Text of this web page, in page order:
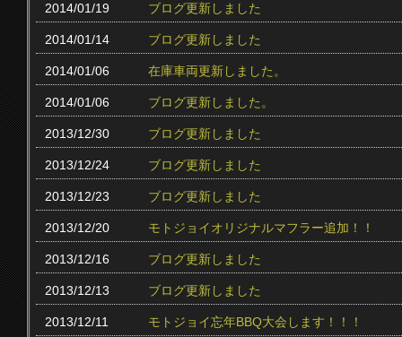
2014/01/19 ブログ更新しました
2014/01/14 ブログ更新しました
2014/01/06 在庫車両更新しました。
2014/01/06 ブログ更新しました。
2013/12/30 ブログ更新しました
2013/12/24 ブログ更新しました
2013/12/23 ブログ更新しました
2013/12/20 モトジョイオリジナルマフラー追加！！
2013/12/16 ブログ更新しました
2013/12/13 ブログ更新しました
2013/12/11 モトジョイ忘年BBQ大会します！！！